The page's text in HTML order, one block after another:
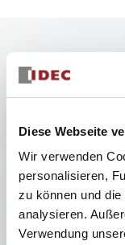
Diese Webseite
Wir verwenden
personalisieren,
zu können und
analysieren.
Verwendung
Hauptmerkmale
schrittweise
Katalogmodell
Ausgestattet
Finger-